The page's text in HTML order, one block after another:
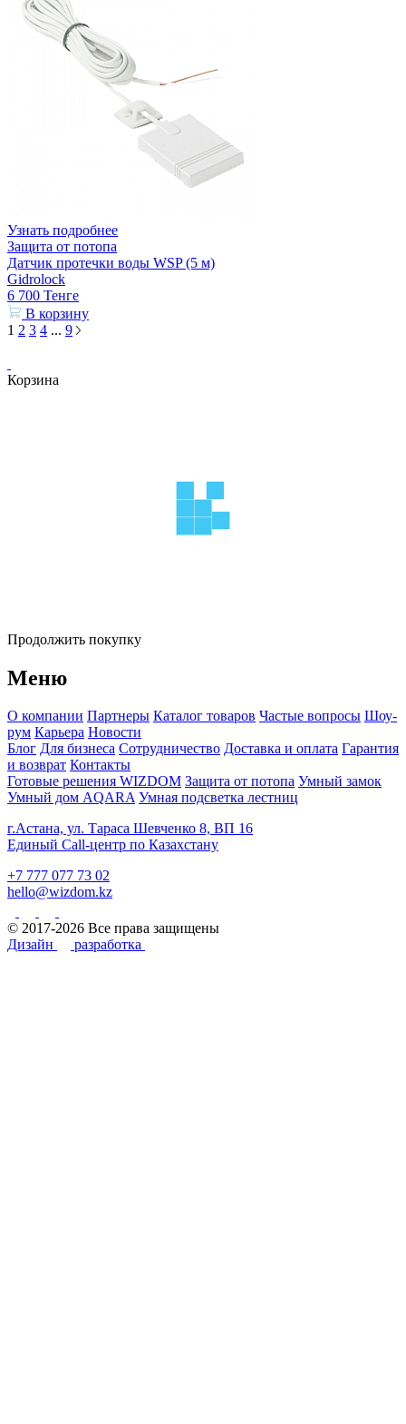
Узнать подробнее
Защита от потопа
Датчик протечки воды WSP (5 м)
Gidrolock
6 700 Тенге
В корзину
1 2 3 4 ... 9
Корзина
Продолжить покупку
Меню
О компании Партнеры Каталог товаров Частые вопросы Шоу-
рум Карьера Новости
Блог Для бизнеса Сотрудничество Доставка и оплата Гарантия
и возврат Контакты
Готовые решения WIZDOM Защита от потопа Умный замок
Умный дом AQARA Умная подсветка лестниц
г.Астана, ул. Тараса Шевченко 8, ВП 16
Единый Call-центр по Казахстану
+7 777 077 73 02
hello@wizdom.kz
© 2017-2026 Все права защищены
Дизайн
разработка